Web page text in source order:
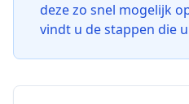
deze zo snel mogelijk
vindt u de stappen die